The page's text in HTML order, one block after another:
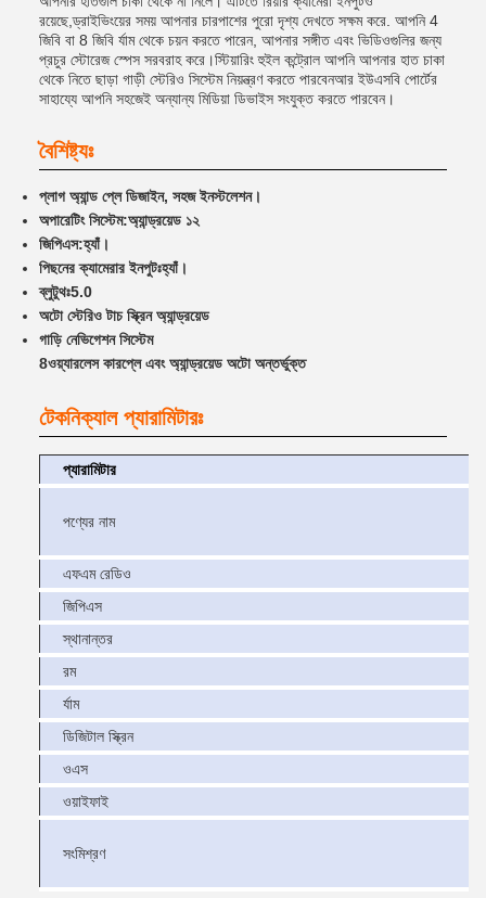
রয়েছে,ড্রাইভিংয়ের সময় আপনার চারপাশের পুরো দৃশ্য দেখতে সক্ষম করে. আপনি 4
জিবি বা 8 জিবি র্যাম থেকে চয়ন করতে পারেন, আপনার সঙ্গীত এবং ভিডিওগুলির জন্য
প্রচুর স্টোরেজ স্পেস সরবরাহ করে।স্টিয়ারিং হুইল কন্ট্রোল আপনি আপনার হাত চাকা
থেকে নিতে ছাড়া গাড়ী স্টেরিও সিস্টেম নিয়ন্ত্রণ করতে পারবেনআর ইউএসবি পোর্টের
সাহায্যে আপনি সহজেই অন্যান্য মিডিয়া ডিভাইস সংযুক্ত করতে পারবেন।
বৈশিষ্ট্যঃ
প্লাগ অ্যান্ড প্লে ডিজাইন, সহজ ইনস্টলেশন।
অপারেটিং সিস্টেম:অ্যান্ড্রয়েড ১২
জিপিএস:হ্যাঁ।
পিছনের ক্যামেরার ইনপুটঃহ্যাঁ।
ব্লুটুথঃ5.0
অটো স্টেরিও টাচ স্ক্রিন অ্যান্ড্রয়েড
গাড়ি নেভিগেশন সিস্টেম
8ওয়্যারলেস কারপ্লে এবং অ্যান্ড্রয়েড অটো অন্তর্ভুক্ত
টেকনিক্যাল প্যারামিটারঃ
প্যারামিটার
পণ্যের নাম
এফএম রেডিও
জিপিএস
স্থানান্তর
রম
র্যাম
ডিজিটাল স্ক্রিন
ওএস
ওয়াইফাই
সংমিশ্রণ